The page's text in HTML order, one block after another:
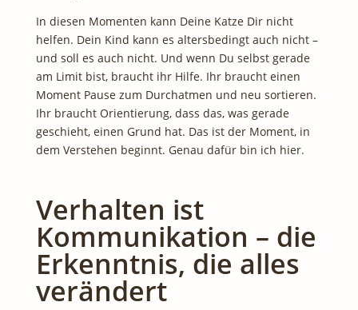
In diesen Momenten kann Deine Katze Dir nicht
helfen. Dein Kind kann es altersbedingt auch nicht –
und soll es auch nicht. Und wenn Du selbst gerade
am Limit bist, braucht ihr Hilfe. Ihr braucht einen
Moment Pause zum Durchatmen und neu sortieren.
Ihr braucht Orientierung, dass das, was gerade
geschieht, einen Grund hat. Das ist der Moment, in
dem Verstehen beginnt. Genau dafür bin ich hier.
Verhalten ist
Kommunikation – die
Erkenntnis, die alles
verändert